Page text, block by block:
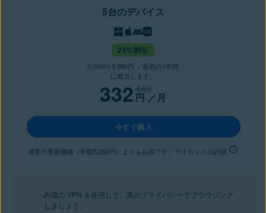
内蔵の VPN を使用して、真のプライバシーでブラウジング
しましょう。
5台のデバイス
25%割引
5,280円 3,980円 ／最初の1年間
に相当します。
332440
円 ／月
今すぐ購入
通常の更新価格（年額5,280円）よりもお得です。ライセンスの詳細